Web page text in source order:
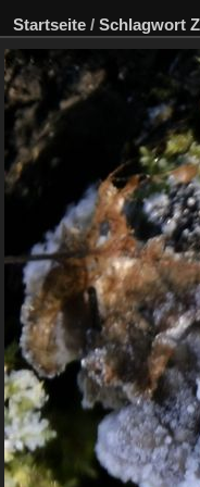
Startseite / Schlagwort